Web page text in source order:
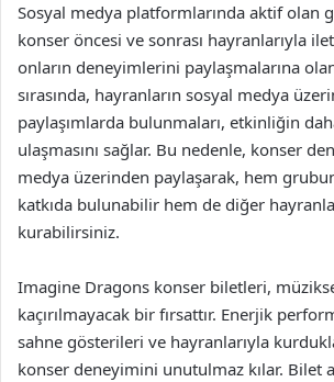
Sosyal medya platformlarında aktif olan
konser öncesi ve sonrası hayranlarıyla
onların deneyimlerini paylaşmalarına
sırasında, hayranların sosyal medya
paylaşımlarda bulunmaları, etkinliğin
ulaşmasını sağlar. Bu nedenle, konser
medya üzerinden paylaşarak, hem grubun
katkıda bulunabilir hem de diğer
kurabilirsiniz.
Imagine Dragons konser biletleri,
kaçırılmayacak bir fırsattır. Enerjik
sahne gösterileri ve hayranlarıyla
konser deneyimini unutulmaz kılar. Bilet